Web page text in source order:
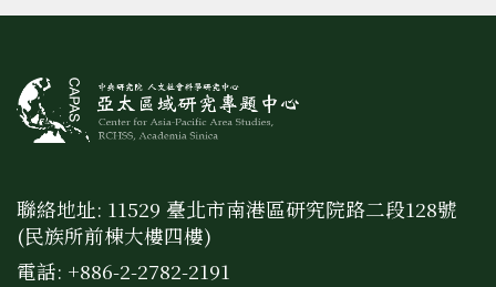
聯絡地址: 11529 臺北市南港區研究院路二段128號
(民族所前棟大樓四樓)
電話: +886-2-2782-2191